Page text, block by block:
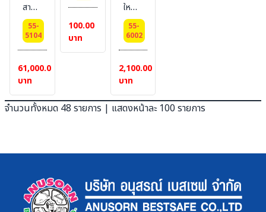
สามเหลี่ยม
แบบ
โซล่า
ร์
เซลล์
1
ระบบ
55-
5104
61,000.00
บาท
100.00
บาท
ใหญ่
15
วัตต์
แบบ
อัด
เสียง
พร้อม
ไมค์
55-
6002
2,100.00
บาท
จำนวนทั้งหมด 48 รายการ | แสดงหน้าละ 100 รายการ